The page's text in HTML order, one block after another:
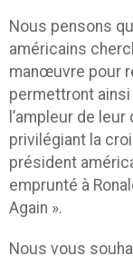
Nous pensons
américains
manœuvre pour
permettront
l’ampleur de
privilégiant la
président
emprunté à
Again ».
Nous vous